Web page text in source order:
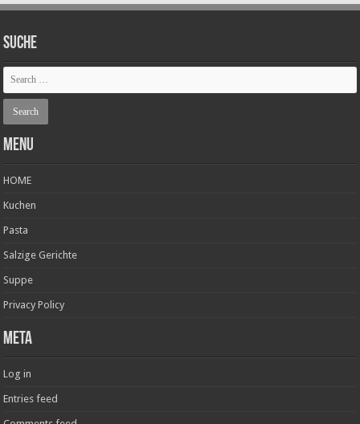
SUCHE
Menu
HOME
Kuchen
Pasta
Salzige Gerichte
Suppe
Privacy Policy
Meta
Log in
Entries feed